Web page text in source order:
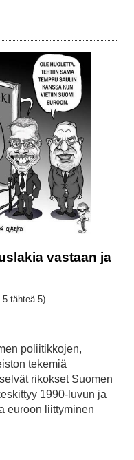
vastaan ja
5 tähteä 5)
poliitikkojen,
tekemiä
rikokset Suomen
1990-luvun ja
euroon liittyminen